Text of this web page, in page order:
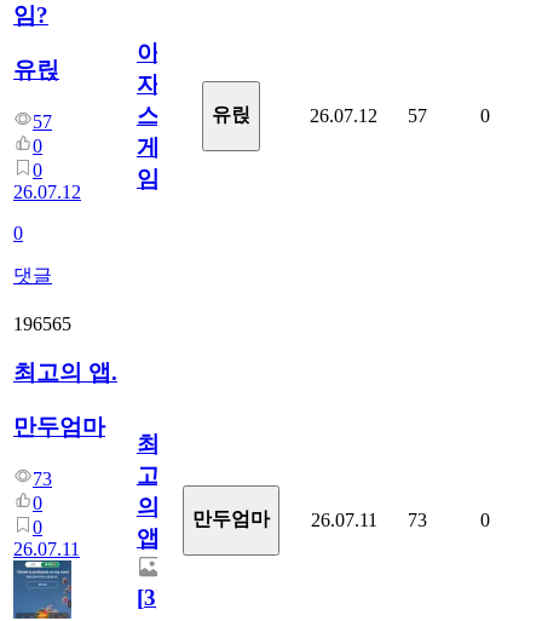
임?
유릱
57
0
0
26.07.12
0
댓글
아
자
스
게
임?
유릱 26.07.12 57 0
196565
최고의 앱.
만두엄마
73
0
0
26.07.11
최
고
의
앱.
[3]
만두엄마 26.07.11 73 0